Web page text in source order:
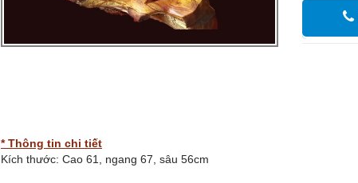
* Thông tin chi tiết
Kích thước: Cao 61, ngang 67, sâu 56cm